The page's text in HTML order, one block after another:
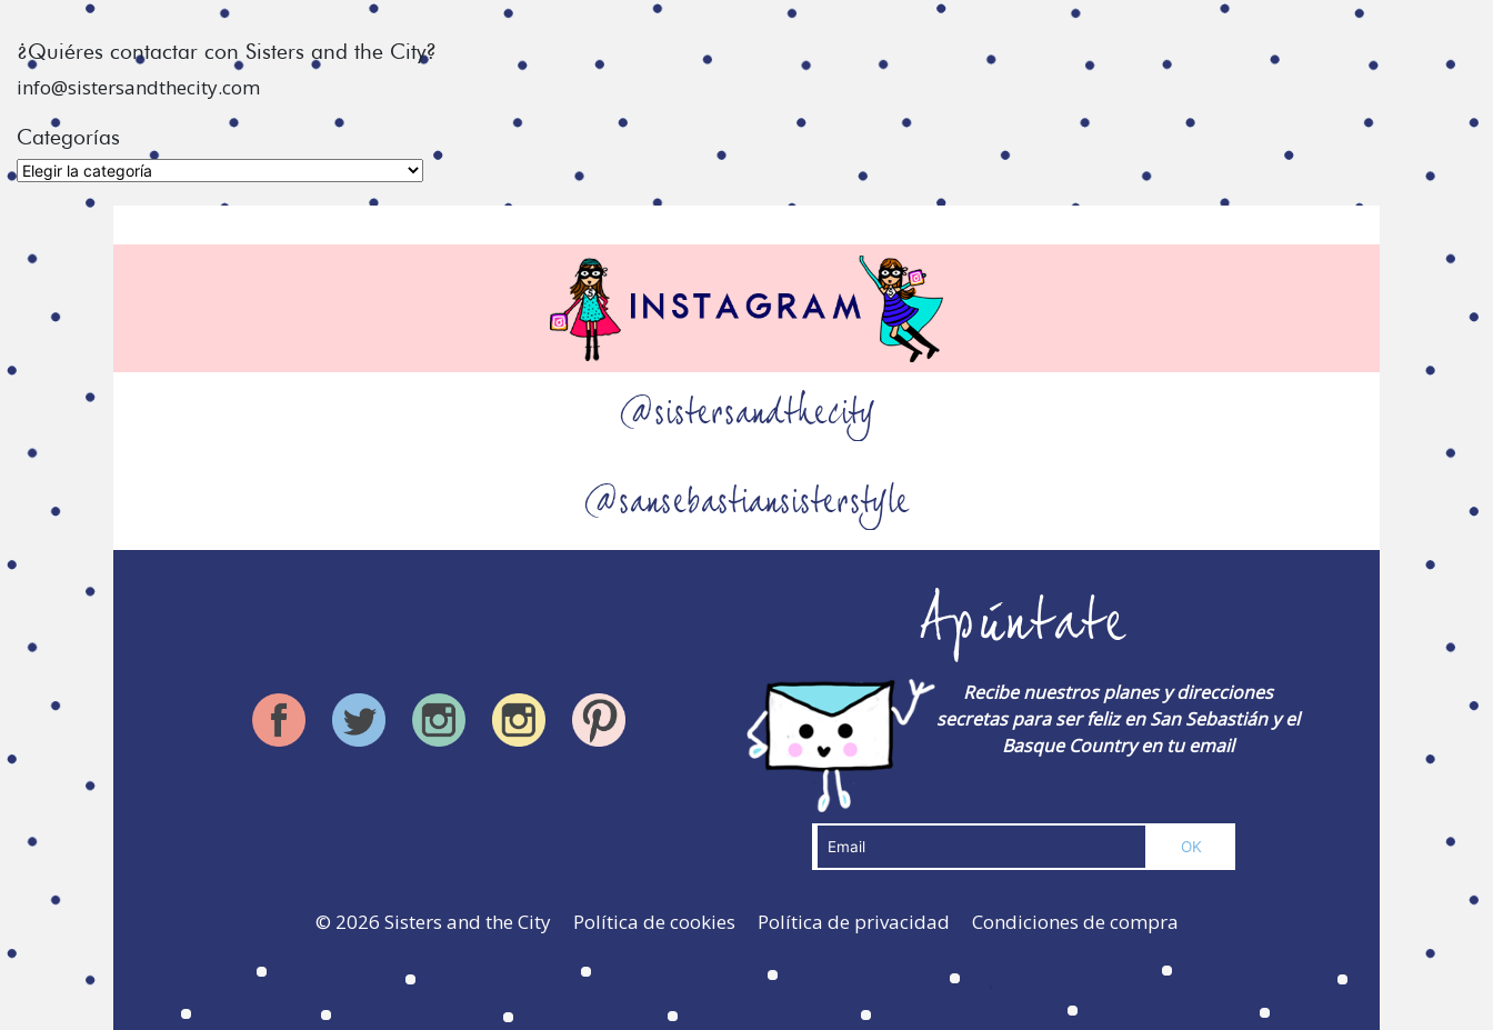
¿Quiéres contactar con Sisters and the City?
info@sistersandthecity.com
Categorías
Categorías
@sistersandthecity
@sansebastiansisterstyle
Apúntate
Recibe nuestros planes y direcciones
secretas para ser feliz en San Sebastián y el
Basque Country en tu email
© 2026 Sisters and the City Política de cookies Política de privacidad Condiciones de compra